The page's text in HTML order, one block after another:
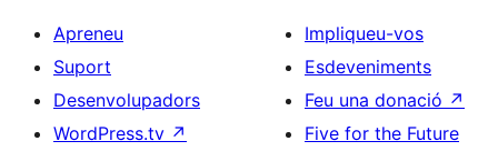
Apreneu
Suport
Desenvolupadors
WordPress.tv ↗
Impliqueu-vos
Esdeveniments
Feu una donació ↗
Five for the Future